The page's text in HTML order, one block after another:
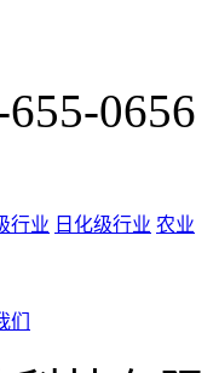
0656
行业 日化级行业 农业
们